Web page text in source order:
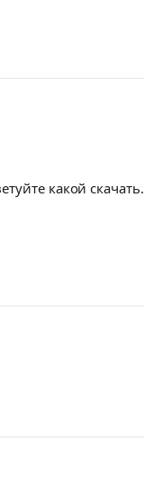
какой скачать.